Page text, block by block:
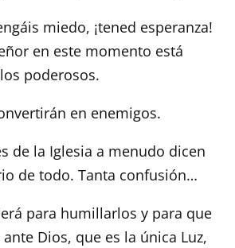
miedo, ¡tened esperanza!
en este momento está
poderosos.
en enemigos.
de la Iglesia a menudo dicen
de todo. Tanta confusión…
para humillarlos y para que
Dios, que es la única Luz,